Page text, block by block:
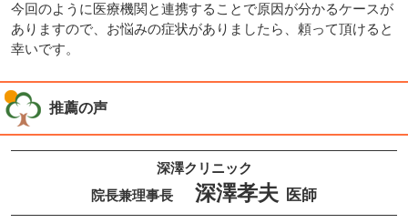
今回のように医療機関と連携することで原因が分かるケースが
ありますので、お悩みの症状がありましたら、頼って頂けると
幸いです。
推薦の声
深澤クリニック
院長兼理事長
深澤孝夫 医師